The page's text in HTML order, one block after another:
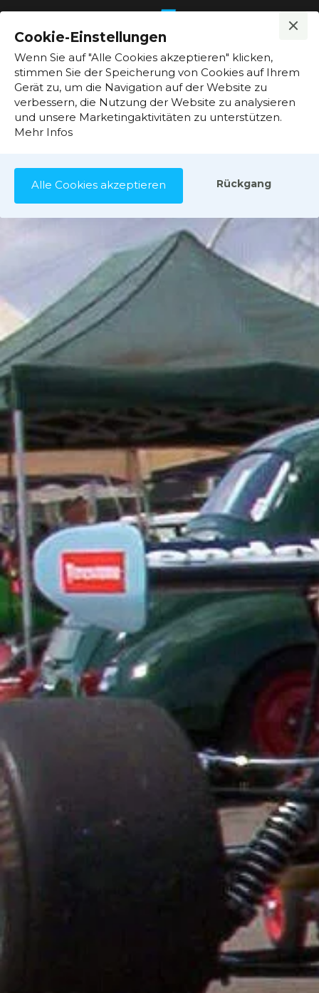
Cookie-Einstellungen
Wenn Sie auf "Alle Cookies akzeptieren" klicken,
stimmen Sie der Speicherung von Cookies auf Ihrem
Gerät zu, um die Navigation auf der Website zu
verbessern, die Nutzung der Website zu analysieren
und unsere Marketingaktivitäten zu unterstützen.
Mehr Infos
Alle Cookies akzeptieren Rückgang